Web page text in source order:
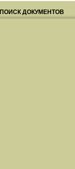
ПОИСК ДОКУМЕНТОВ